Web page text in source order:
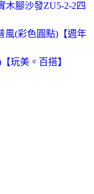
木腳沙發ZU5-2-2四
風(彩色圓點)【週年
玩美。百搭】